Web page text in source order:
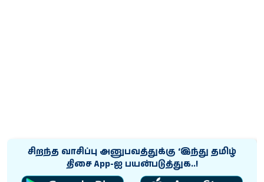
சிறந்த வாசிப்பு அனுபவத்துக்கு ‘இந்து தமிழ்
திசை App-ஐ பயன்படுத்துக..!